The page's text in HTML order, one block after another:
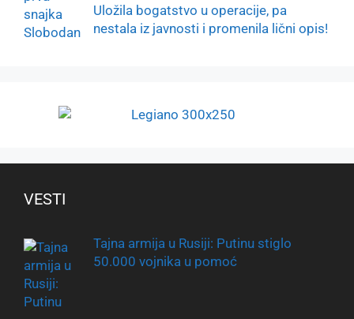
Uložila bogatstvo u operacije, pa
nestala iz javnosti i promenila lični opis!
VESTI
Tajna armija u Rusiji: Putinu stiglo
50.000 vojnika u pomoć